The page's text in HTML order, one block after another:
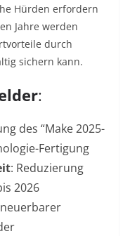
Hürden erfordern
Jahre werden
durch
sichern kann.
:
des “Make 2025-
Fertigung
: Reduzierung
2026